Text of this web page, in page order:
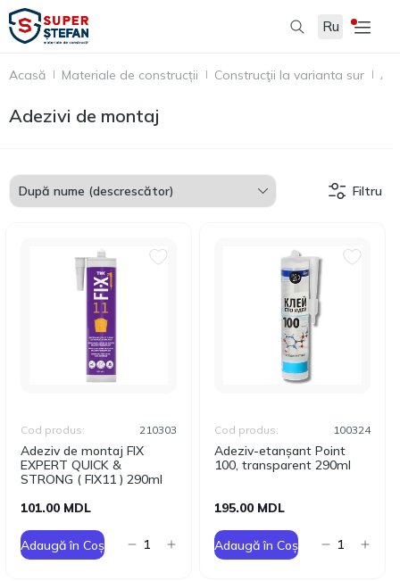
Ru
Acasă Materiale de construcții Construcţii la varianta sur
Adezivi de montaj
Filtru
Adeziv de montaj FIX
EXPERT QUICK &
STRONG ( FIX11 ) 290ml
Cod produs: 210303
101.00 MDL
Adaugă în Coș
Adeziv-etanșant Point
100, transparent 290ml
Cod produs: 100324
195.00 MDL
Adaugă în Coș